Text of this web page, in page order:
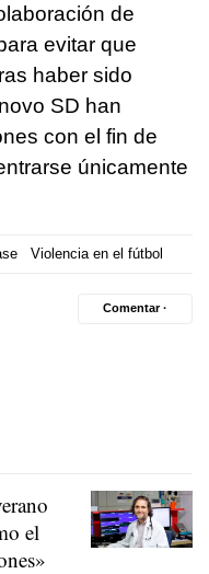
de
evitar que
haber sido
SD han
con el fin de
únicamente
Violencia en el fútbol
Comentar ·
el